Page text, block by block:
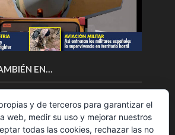
EN…
y de terceros para garantizar el
web, medir su uso y mejorar nuestros
todas las cookies, rechazar las no